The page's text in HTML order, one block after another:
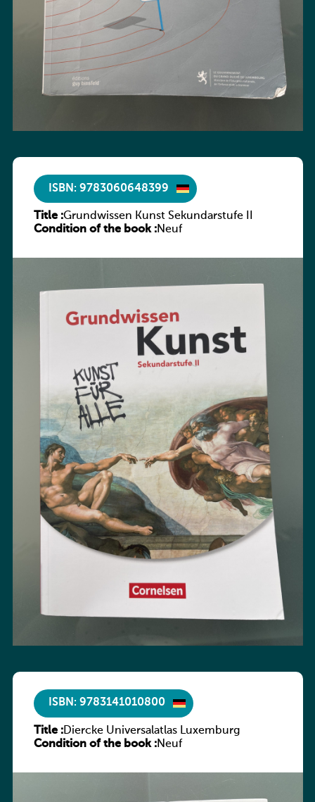
ISBN: 9783060648399
Title :Grundwissen Kunst Sekundarstufe II
Condition of the book :Neuf
ISBN: 9783141010800
Title :Diercke Universalatlas Luxemburg
Condition of the book :Neuf